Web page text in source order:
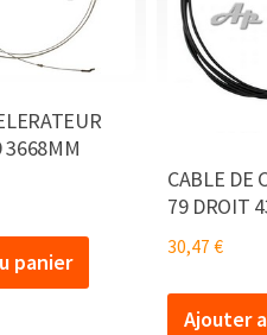
panier
CABLE DE
79 DROIT
30,47 €
Ajouter